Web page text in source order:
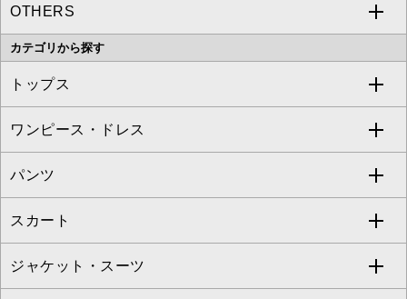
MK MICHEL KLEIN
OFUON le MK
Sybilla
S sybilla
Jocomomola
TARA JARMON
ZAPA
MICHEL KLEIN HOMME
MK MICHEL KLEIN HOMME
a.v.v
OTHERS
MK MICHEL KLEIN BAG
EMILIO ROBBA
BUYERS SELECT
カテゴリから探す
トップス
すべてのトップス
カットソー・Tシャツ
ブラウス・シャツ
ニット・セーター
ワンピース・ドレス
すべてのワンピース・ドレス
ワンピース
ドレス
パンツ
すべてのパンツ
フルレングスパンツ
スカート
すべてのスカート
ジャケット・スーツ